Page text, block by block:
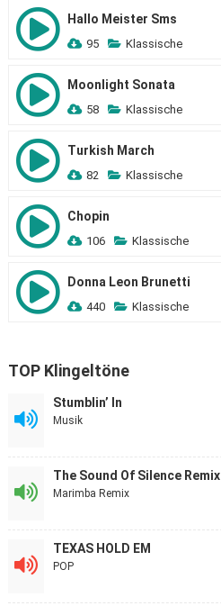
Hallo Meister Sms
95 Klassische
Moonlight Sonata
58 Klassische
Turkish March
82 Klassische
Chopin
106 Klassische
Donna Leon Brunetti
440 Klassische
TOP Klingeltöne
Stumblin’ In
Musik
The Sound Of Silence Remix
Marimba Remix
TEXAS HOLD EM
POP